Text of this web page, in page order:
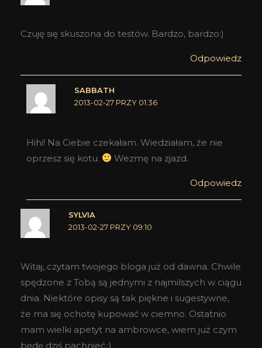
Czuję się skuszona do testów. Bardzo, bardzo:)
Odpowiedz
SABBATH
2013-02-27 PRZY 01:36
Hihi! Na Ciebie czekałam. Wiedziałam, że nie
oprzesz się kotu.
Wezmę na zjazd.
Odpowiedz
SYLVIA
2013-02-27 PRZY 09:10
Witaj, czytam twojego bloga już od dawna. Chwile
spędzone z Tobą są jednymi z najmilszych w ciągu
dnia. Niektóre opisy są tak piękne i sugestywne,
że ma się ochotę kupować w ciemno. Ostatnio
mam wielki apetyt na ambrowce, wiem już czym
będę dziś pachnieć.:)